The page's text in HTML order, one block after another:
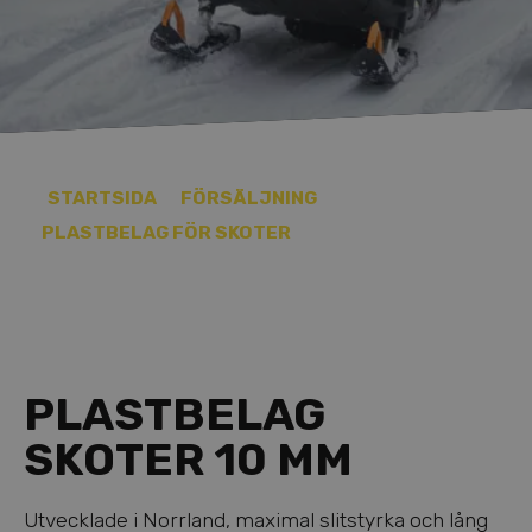
STARTSIDA
FÖRSÄLJNING
PLASTBELAG FÖR SKOTER
PLASTBELAG
SKOTER 10 MM
Utvecklade i Norrland, maximal slitstyrka och lång